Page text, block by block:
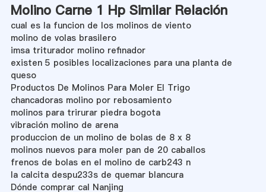
Molino Carne 1 Hp Similar Relación
cual es la funcion de los molinos de viento
molino de volas brasilero
imsa triturador molino refinador
existen 5 posibles localizaciones para una planta de
queso
Productos De Molinos Para Moler El Trigo
chancadoras molino por rebosamiento
molinos para trirurar piedra bogota
vibración molino de arena
produccion de un molino de bolas de 8 x 8
molinos nuevos para moler pan de 20 caballos
frenos de bolas en el molino de carb243 n
la calcita despu233s de quemar blancura
Dónde comprar cal Nanjing